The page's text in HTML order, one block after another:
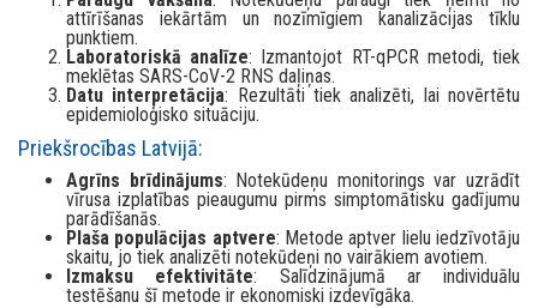
attīrīšanas iekārtām un nozīmīgiem kanalizācijas tīklu
punktiem.
Laboratoriskā analīze: Izmantojot RT-qPCR metodi, tiek
meklētas SARS-CoV-2 RNS daļiņas.
Datu interpretācija: Rezultāti tiek analizēti, lai novērtētu
epidemioloģisko situāciju.
Priekšrocības Latvijā:
Agrīns brīdinājums: Notekūdeņu monitorings var uzrādīt
vīrusa izplatības pieaugumu pirms simptomātisku gadījumu
parādīšanās.
Plaša populācijas aptvere: Metode aptver lielu iedzīvotāju
skaitu, jo tiek analizēti notekūdeņi no vairākiem avotiem.
Izmaksu efektivitāte: Salīdzinājumā ar individuālu
testēšanu šī metode ir ekonomiski izdevīgāka.